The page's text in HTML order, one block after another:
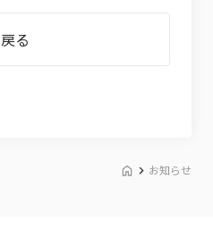
戻る
お知らせ